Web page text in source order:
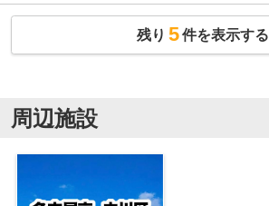
残り 5件を表示する
周辺施設